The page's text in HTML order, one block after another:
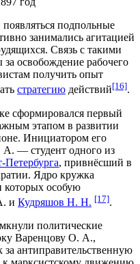
появляться подпольные
занимались агитацией
Связь с такими
освобождение рабочего
получить опыт
стратегию действий[16].
сформировался первый
этапом в развитии
Инициатором его
А. — студент одного из
Петербурга, привнёсший в
Ядро кружка
которых особую
и Кудряшов Н. Н. [17].
политические
Варенцову О. А.,
антиправительственную